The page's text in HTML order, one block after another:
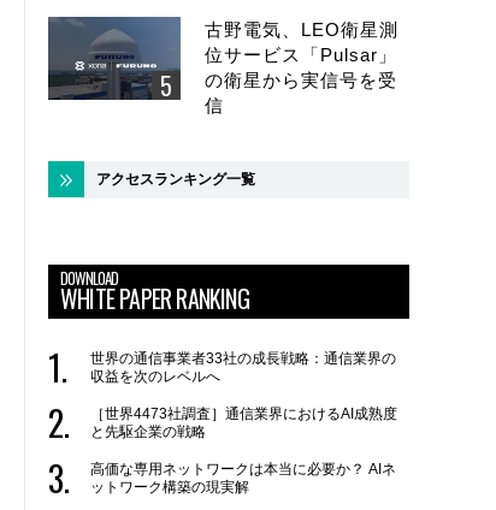
古野電気、LEO衛星測
位サービス「Pulsar」
の衛星から実信号を受
信
アクセスランキング一覧
DOWNLOAD
WHITE PAPER RANKING
世界の通信事業者33社の成長戦略：通信業界の
収益を次のレベルへ
［世界4473社調査］通信業界におけるAI成熟度
と先駆企業の戦略
高価な専用ネットワークは本当に必要か？ AIネ
ットワーク構築の現実解